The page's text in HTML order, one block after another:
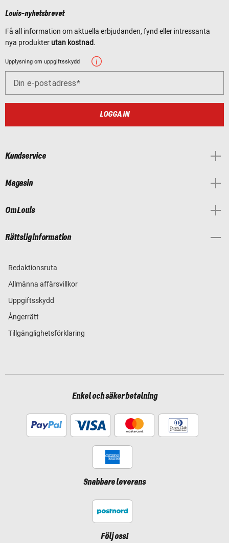
Louis-nyhetsbrevet
Få all information om aktuella erbjudanden, fynd eller intressanta
nya produkter utan kostnad.
Upplysning om uppgiftsskydd
Din e-postadress
LOGGA IN
Kundservice
Magasin
Om Louis
Rättslig information
Redaktionsruta
Allmänna affärsvillkor
Uppgiftsskydd
Ångerrätt
Tillgänglighetsförklaring
Enkel och säker betalning
Snabbare leverans
Följ oss!